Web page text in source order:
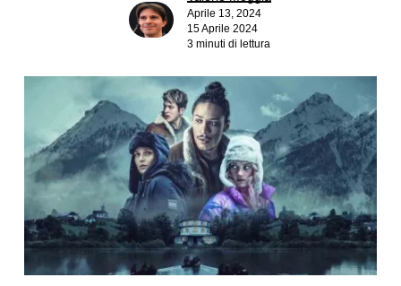
Aprile 13, 2024
15 Aprile 2024
3 minuti di lettura